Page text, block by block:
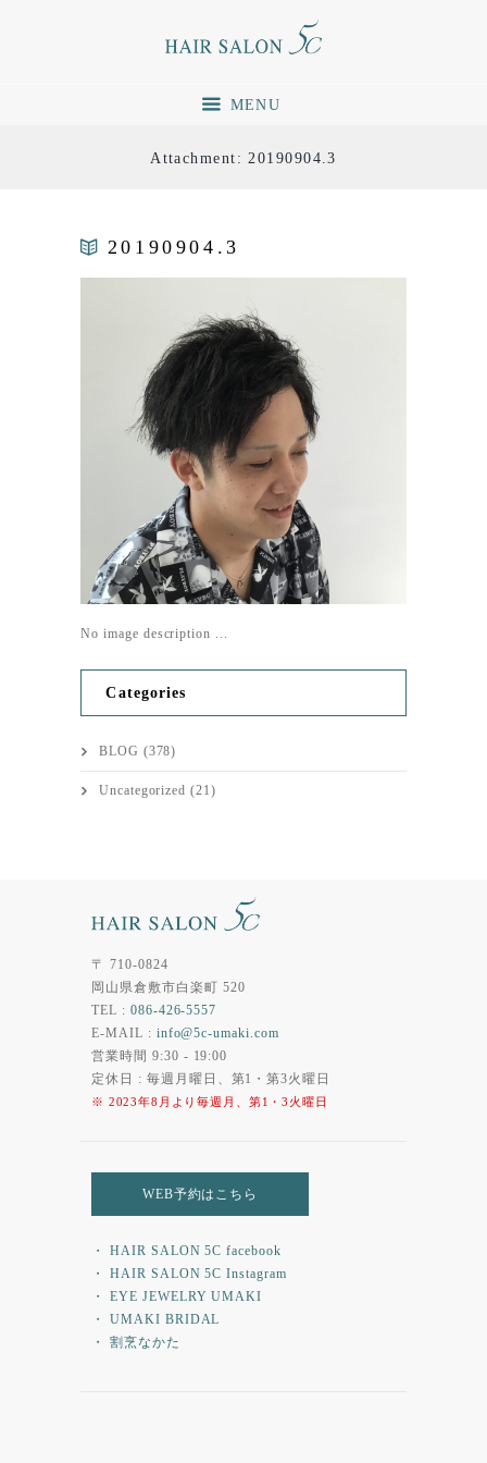
MENU
Attachment: 20190904.3
20190904.3
No image description ...
Categories
BLOG (378)
Uncategorized (21)
〒 710-0824
岡山県倉敷市白楽町 520
TEL : 086-426-5557
E-MAIL : info@5c-umaki.com
営業時間 9:30 - 19:00
定休日 : 毎週月曜日、第1・第3火曜日
※ 2023年8月より毎週月、第1・3火曜日
WEB予約はこちら
・ HAIR SALON 5C facebook
・ HAIR SALON 5C Instagram
・ EYE JEWELRY UMAKI
・ UMAKI BRIDAL
・ 割烹なかた